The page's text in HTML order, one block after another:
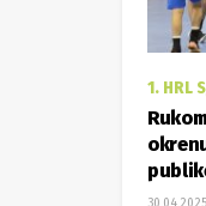
1. HRL